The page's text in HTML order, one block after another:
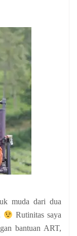
muda dari dua
Rutinitas saya
bantuan ART,